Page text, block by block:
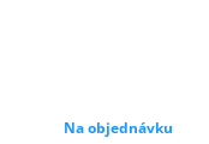
Na objednávku